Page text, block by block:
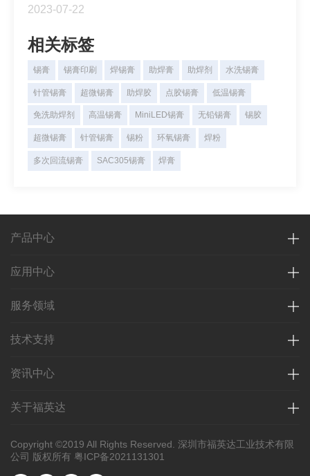
示芯片半导体封装的发展前景和应用。
2023-07-22
相关标签
锡膏 锡膏印刷 焊锡膏 助焊膏 助焊剂 水洗锡膏
针管锡膏 超微锡膏 助焊胶 点胶锡膏 低温锡膏
免洗助焊剂 高温锡膏 MiniLED锡膏 无铅锡膏 锡胶
超微锡膏 针管锡膏 锡粉 环氧锡膏 焊粉
多次回流锡膏 SAC305锡膏 焊膏
产品中心
应用中心
服务领域
技术支持
资讯中心
关于福英达
Copyright ©2019 All Rights Reserved. 深圳市福英达工业技术有限
公司 版权所有 粤ICP备2021131301